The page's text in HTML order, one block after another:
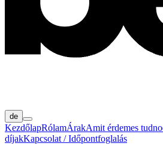
de
KezdőlapRólamÁrakAmit érdemes
díjakKapcsolat / Időpontfoglalás